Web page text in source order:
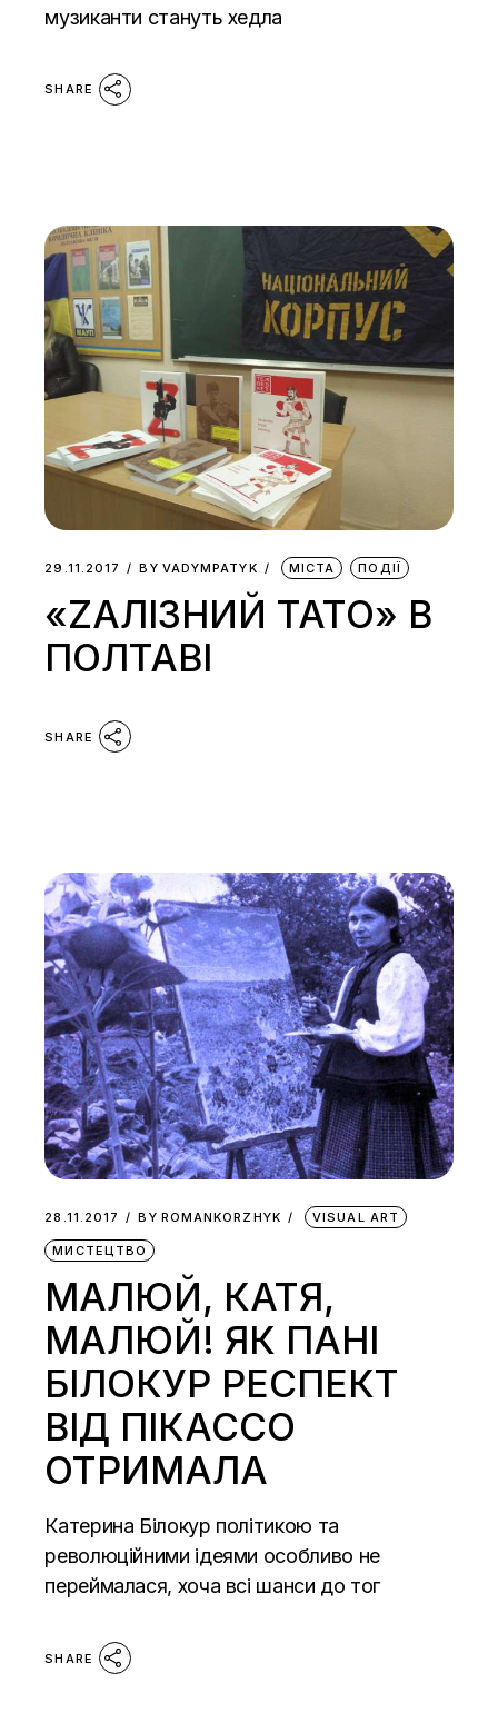
музиканти стануть хедла
SHARE
29.11.2017 BY VADYMPATYK МІСТА ПОДІЇ
«ZАЛІЗНИЙ ТАТО» В
ПОЛТАВІ
SHARE
28.11.2017 BY ROMANKORZHYK VISUAL ART
МИСТЕЦТВО
МАЛЮЙ, КАТЯ,
МАЛЮЙ! ЯК ПАНІ
БІЛОКУР РЕСПЕКТ
ВІД ПІКАССО
ОТРИМАЛА
Катерина Білокур політикою та
революційними ідеями особливо не
переймалася, хоча всі шанси до тог
SHARE